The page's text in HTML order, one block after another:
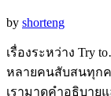
by shorteng
เรื่องระหว่าง Try
หลายคนสับสนทุกค
เรามาดูคำอธิบาย